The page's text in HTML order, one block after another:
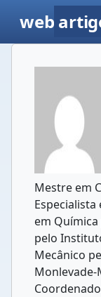
web
Mestre em
em Química
pelo
Mecânico